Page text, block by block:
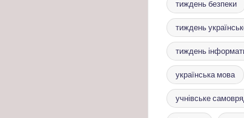
тиждень безпеки
тиждень
тиждень
українська мова
учнівське